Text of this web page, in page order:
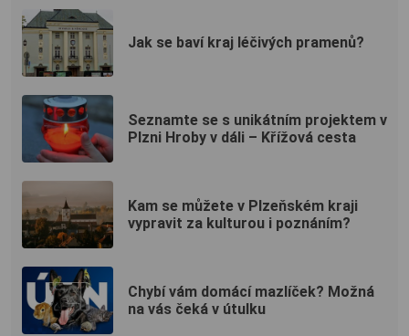
Jak se baví kraj léčivých pramenů?
Seznamte se s unikátním projektem v
Plzni Hroby v dáli – Křížová cesta
Kam se můžete v Plzeňském kraji
vypravit za kulturou i poznáním?
Chybí vám domácí mazlíček? Možná
na vás čeká v útulku